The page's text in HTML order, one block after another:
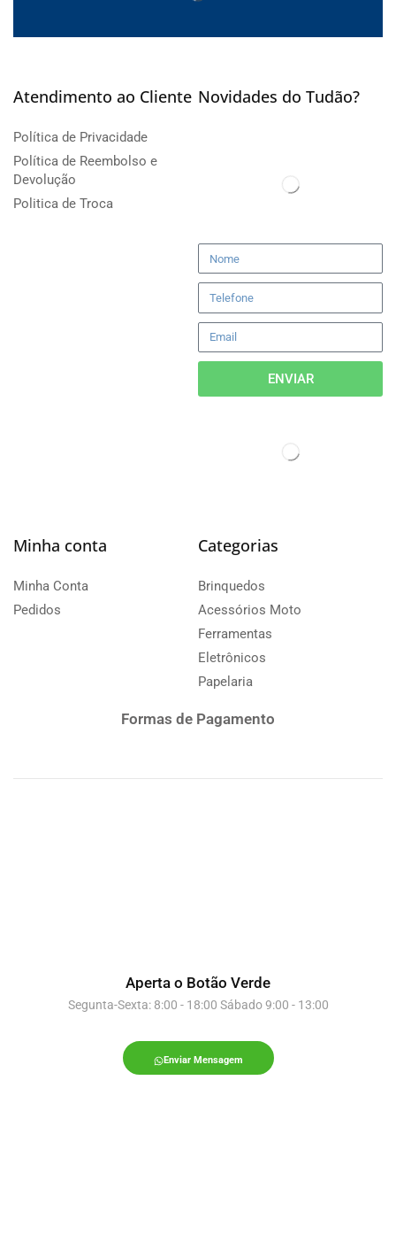
Atendimento ao Cliente
Política de Privacidade
Política de Reembolso e
Devolução
Politica de Troca
Novidades do Tudão?
ENVIAR
Minha conta
Minha Conta
Pedidos
Categorias
Brinquedos
Acessórios Moto
Ferramentas
Eletrônicos
Papelaria
Formas de Pagamento
Aperta o Botão Verde
Segunta-Sexta: 8:00 - 18:00 Sábado 9:00 - 13:00
Enviar Mensagem